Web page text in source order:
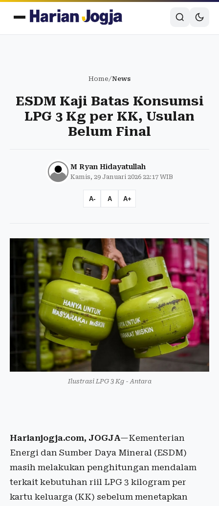
Home/News
ESDM Kaji Batas Konsumsi
LPG 3 Kg per KK, Usulan
Belum Final
M Ryan Hidayatullah
Kamis, 29 Januari 2026 22:17 WIB
A- A A+
Ilustrasi LPG 3 Kg - Antara
Harianjogja.com, JOGJA—Kementerian
Energi dan Sumber Daya Mineral (ESDM)
masih melakukan penghitungan mendalam
terkait kebutuhan riil LPG 3 kilogram per
kartu keluarga (KK) sebelum menetapkan